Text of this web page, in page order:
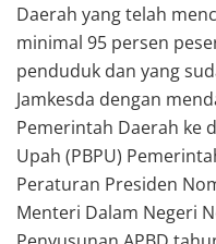
Daerah yang telah
minimal 95 persen
penduduk dan yang
Jamkesda dengan
Pemerintah Daerah ke
Upah (PBPU)
Peraturan Presiden
Menteri Dalam Negeri